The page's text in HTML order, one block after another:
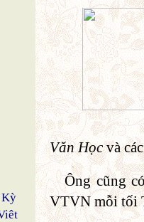
Kỳ
Văn Họcvà
Ông cũng
VTVN mỗi tối